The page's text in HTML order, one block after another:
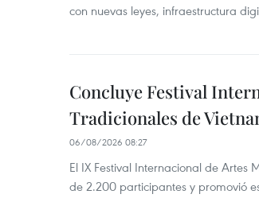
con nuevas leyes, infraestructura
Concluye Festival
Tradicionales de
06/08/2026 08:27
El IX Festival Internacional de Artes
de 2.200 participantes y promovió